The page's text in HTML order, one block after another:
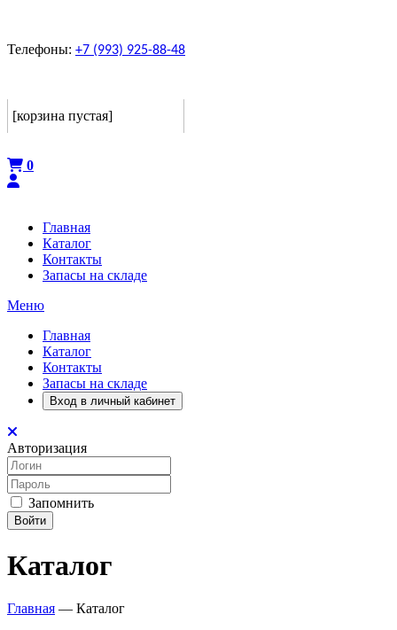
Телефоны: +7 (993) 925-88-48
[корзина пустая]
0
Главная
Каталог
Контакты
Запасы на складе
Меню
Главная
Каталог
Контакты
Запасы на складе
Вход в личный кабинет
Авторизация
Запомнить
Войти
Каталог
Главная — Каталог